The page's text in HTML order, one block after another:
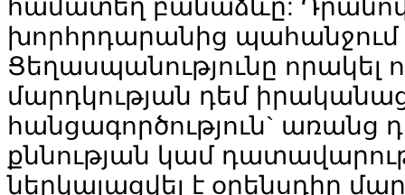
համատեղ բանաձևը:
խորհրդարանից պահանջում
Ցեղասպանությունը որակել
մարդկության դեմ
հանցագործություն` առանց
քննության կամ
ներկայացվել է օրենսդիր